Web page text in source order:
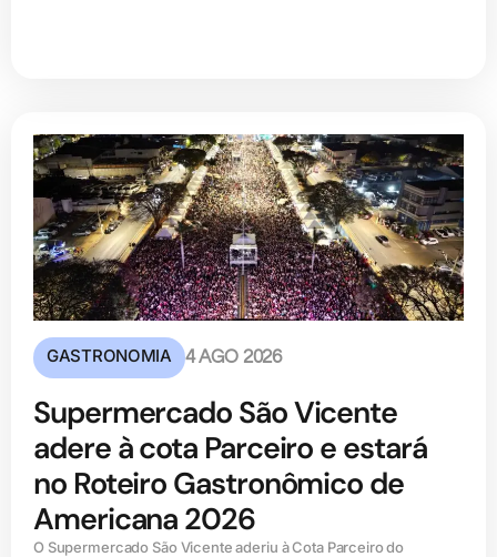
GASTRONOMIA 4 AGO 2026
Supermercado São Vicente
adere à cota Parceiro e estará
no Roteiro Gastronômico de
Americana 2026
O Supermercado São Vicente aderiu à Cota Parceiro do